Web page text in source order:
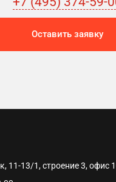
Оставить заявку
11-13/1, строение 3, офис